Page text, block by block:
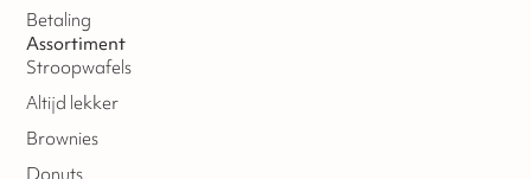
Betaling
Assortiment
Stroopwafels
Altijd lekker
Brownies
Donuts